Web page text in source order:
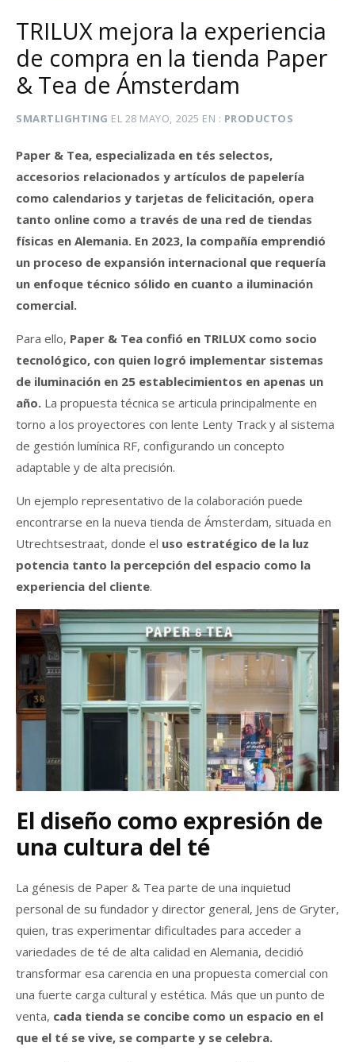
TRILUX mejora la experiencia
de compra en la tienda Paper
& Tea de Ámsterdam
SMARTLIGHTING EL 28 MAYO, 2025 EN PRODUCTOS
Paper & Tea, especializada en tés selectos,
accesorios relacionados y artículos de papelería
como calendarios y tarjetas de felicitación, opera
tanto online como a través de una red de tiendas
físicas en Alemania. En 2023, la compañía emprendió
un proceso de expansión internacional que requería
un enfoque técnico sólido en cuanto a iluminación
comercial.
Para ello, Paper & Tea confió en TRILUX como socio
tecnológico, con quien logró implementar sistemas
de iluminación en 25 establecimientos en apenas un
año. La propuesta técnica se articula principalmente en
torno a los proyectores con lente Lenty Track y al sistema
de gestión lumínica RF, configurando un concepto
adaptable y de alta precisión.
Un ejemplo representativo de la colaboración puede
encontrarse en la nueva tienda de Ámsterdam, situada en
Utrechtsestraat, donde el uso estratégico de la luz
potencia tanto la percepción del espacio como la
experiencia del cliente.
El diseño como expresión de
una cultura del té
La génesis de Paper & Tea parte de una inquietud
personal de su fundador y director general, Jens de Gryter,
quien, tras experimentar dificultades para acceder a
variedades de té de alta calidad en Alemania, decidió
transformar esa carencia en una propuesta comercial con
una fuerte carga cultural y estética. Más que un punto de
venta, cada tienda se concibe como un espacio en el
que el té se vive, se comparte y se celebra.